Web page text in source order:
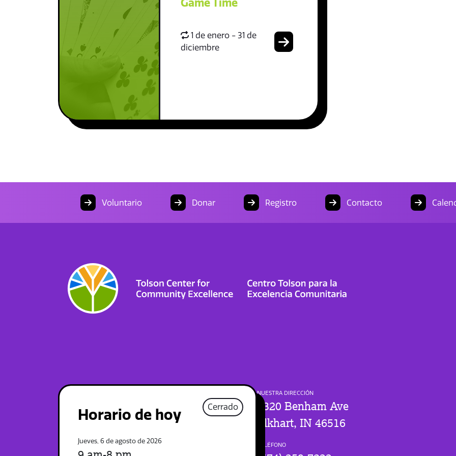
Game Time
1 de enero - 31 de
diciembre
Voluntario Donar Registro Contacto
Horario de hoy
Jueves, 6 de agosto de 2026
Cerrado
NUESTRA DIRECCIÓN
1320 Benham Ave
Elkhart, IN 46516
TELÉFONO